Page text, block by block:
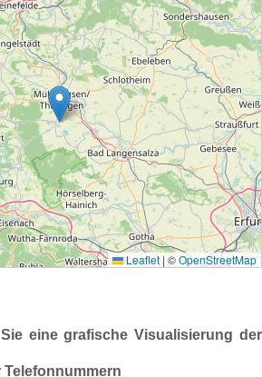
eine grafische Visualisierung der